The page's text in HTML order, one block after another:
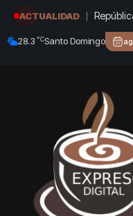
ACTUALIDAD
28.3 °CSanto Domingo